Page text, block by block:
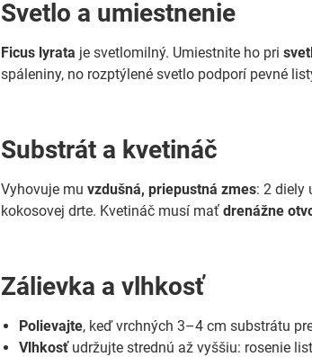
Svetlo a umiestnenie
Ficus lyrata je svetlomilný. Umiestnite ho pri
spáleniny, no rozptýlené svetlo podporí pevné
Substrát a kvetináč
Vyhovuje muvzdušná, priepustná zmes: 2 diely
kokosovej drte. Kvetináč musí maťdrenážne
Zálievka a vlhkosť
Polievajte, keď vrchných 3–4 cm substrátu
Vlhkosťudržujte strednú až vyššiu: rosenie